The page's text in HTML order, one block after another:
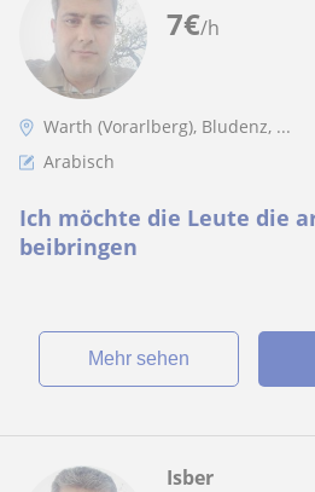
7€/h
Warth (Vorarlberg), Bludenz, ...
Arabisch
Ich möchte die Leute die
beibringen
Mehr sehen
Isber